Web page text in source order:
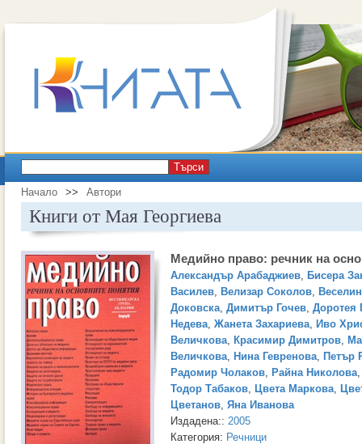
Търси
Начало >> Автори
Книги от Мая Георгиева
Медийно право: речник на
Александър Арабаджиев, Бисера
Василев, Велизар Соколов,
Доковска, Димитър Гочев, Доротея
Недева, Жанета Захариева, Иво
Величкова, Красимир Димитров,
Величкова, Нина Гевренова, Петър
Радомир Чолаков, Райна Николова
Тодор Табаков, Цвета Маркова,
Цветанов, Яна Иванова
Издадена:: 2005
Категория: Речници